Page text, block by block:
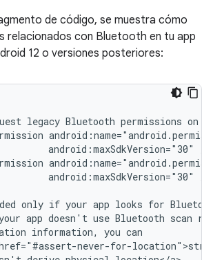
de código, se muestra cómo
relacionados con Bluetooth en tu app
12 o versiones posteriores:
legacy Bluetooth permissions on
android:maxSdkVersion="30"
android:maxSdkVersion="30"
only if your app looks for
app doesn't use Bluetooth scan
information, you
never-for-